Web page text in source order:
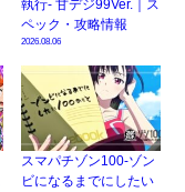
執行- 甘デジ99Ver.｜ス
ペック・攻略情報
2026.08.06
スマパチゾン100-ゾン
ビになるまでにしたい